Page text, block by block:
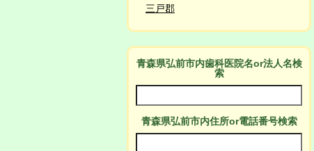
三戸郡
青森県弘前市内歯科医院名or法人名検
索
青森県弘前市内住所or電話番号検索